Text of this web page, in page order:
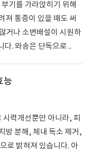
기를 가라앉히기 위해
져 통증이 있을 때도 써
거나 소변배설이 시원하
다. 와송은 단독으로 ..
능
력개선뿐만 아니라, 피
방 분해, 체내 독소 제거,
로 밝혀져 있습니다. 아